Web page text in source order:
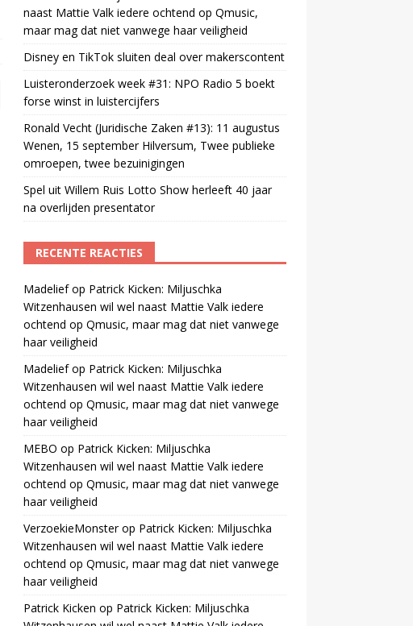
naast Mattie Valk iedere ochtend op Qmusic,
maar mag dat niet vanwege haar veiligheid
Disney en TikTok sluiten deal over makerscontent
Luisteronderzoek week #31: NPO Radio 5 boekt
forse winst in luistercijfers
Ronald Vecht (Juridische Zaken #13): 11 augustus
Wenen, 15 september Hilversum, Twee publieke
omroepen, twee bezuinigingen
Spel uit Willem Ruis Lotto Show herleeft 40 jaar
na overlijden presentator
RECENTE REACTIES
Madeliefop Patrick Kicken: Miljuschka
Witzenhausen wil wel naast Mattie Valk iedere
ochtend op Qmusic, maar mag dat niet vanwege
haar veiligheid
Madeliefop Patrick Kicken: Miljuschka
Witzenhausen wil wel naast Mattie Valk iedere
ochtend op Qmusic, maar mag dat niet vanwege
haar veiligheid
MEBO op Patrick Kicken: Miljuschka
Witzenhausen wil wel naast Mattie Valk iedere
ochtend op Qmusic, maar mag dat niet vanwege
haar veiligheid
VerzoekieMonsterop Patrick Kicken: Miljuschka
Witzenhausen wil wel naast Mattie Valk iedere
ochtend op Qmusic, maar mag dat niet vanwege
haar veiligheid
Patrick Kicken op Patrick Kicken: Miljuschka